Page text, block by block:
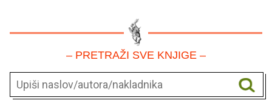
– PRETRAŽI SVE KNJIGE –